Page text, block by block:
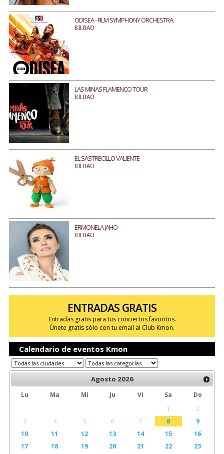
ODISEA - FILM SYMPHONY ORCHESTRA
BILBAO
LAS MINAS FLAMENCO TOUR
BILBAO
EL SASTRECILLO VALIENTE
BILBAO
ERMONELA JAHO
BILBAO
ENTRADAS GRATIS
Entradas gratis para tus conciertos favoritos.
Únete gratis sólo con tu email al Club Kmon.
Calendario de eventos Kmon
Agosto 2026
Lu Ma Mi Ju Vi Sa
Do
1
2
3
4 5 6 7 8
9
10
11 12 13 14 15
16
17
18 19 20 21 22
23